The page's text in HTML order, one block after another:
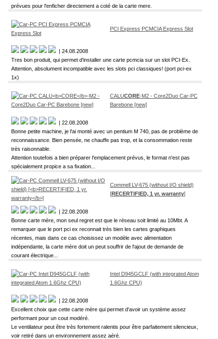
prévues pour l'enficher directement a coté de la carte mere.
PCI Express PCMCIA Express Slot
| 24.08.2008
Tres bon produit, qui permet d'installer une carte pcmcia sur un slot PCI-Ex.
Attention, absolument incompatible avec les slots pci classiques! (port pci-ex
1x)
CALUCORE-M2 - Core2Duo Car-PC
Barebone [new]
| 22.08.2008
Bonne petite machine, je l'ai monté avec un pentium M 740, pas de problème de
reconnaissance. Bien pensée, ne chauffe pas trop, et la consommation reste
très raisonnable.
Attention toutefois a bien préparer l'emplacement prévus, le format n'est pas
spécialement propice a sa fixation...
Commell LV-675 (without I/O shield)
[RECERTIFIED, 1 yr. warranty]
| 22.08.2008
Bonne carte mère, mon seul regret est que le réseau soit limité au 10Mbt. A
remarquer que le port pci ex reconnait très bien les cartes graphiques
récentes, mais dans ce cas choisissez un modèle avec alimentation
indépendante, la carte mère doit un peut souffrir de l'ajout de demande de
courant électrique...
Intel D945GCLF (with integrated Atom
1.6Ghz CPU)
| 22.08.2008
Excellent choix que cette carte mère qui permet d'avoir un système assez
performant pour un cout modéré.
Le ventilateur peut être très fortement ralentis pour être parfaitement silencieux,
voir retiré dans un environnement assez aéré.